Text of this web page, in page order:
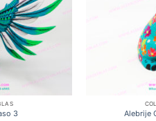
3
Alebrije